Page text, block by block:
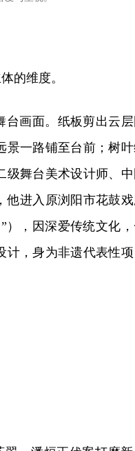
的维度。
台画面。纸板剪出云层
景一路铺至台前；树
级舞台美术设计师、中
他进入原浏阳市花鼓戏
），因深爱传统文化
计，身为非遗代表性项